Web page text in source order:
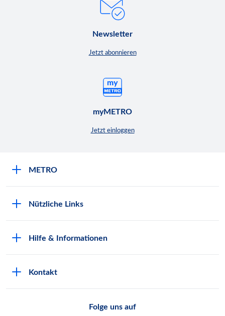
Newsletter
Jetzt abonnieren
myMETRO
Jetzt einloggen
METRO
Nützliche Links
Hilfe & Informationen
Kontakt
Folge uns auf